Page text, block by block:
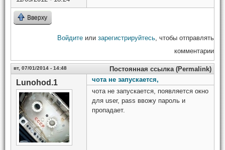
Вверху
Войдите или зарегистрируйтесь , чтобы отправлять
комментарии
вт, 07/01/2014 - 14:48 Постоянная ссылка (Permalink)
Lunohod.1
чота не запускается,
чота не запускается, появляется окно
для user, pass ввожу пароль и
пропадает.